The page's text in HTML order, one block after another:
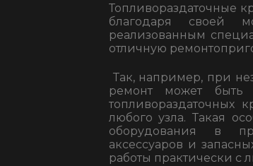
Топливораздаточные
благодаря своей
реализованным
отличную
Так, например, при
ремонт может
топливораздаточных
любого узла. Такая
оборудования в
аксессуаров и
работы практически с